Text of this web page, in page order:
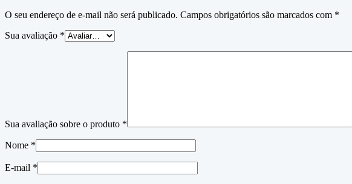
O seu endereço de e-mail não será publicado. Campos obrigatórios são marcados com *
Sua avaliação *
Sua avaliação sobre o produto *
Nome *
E-mail *